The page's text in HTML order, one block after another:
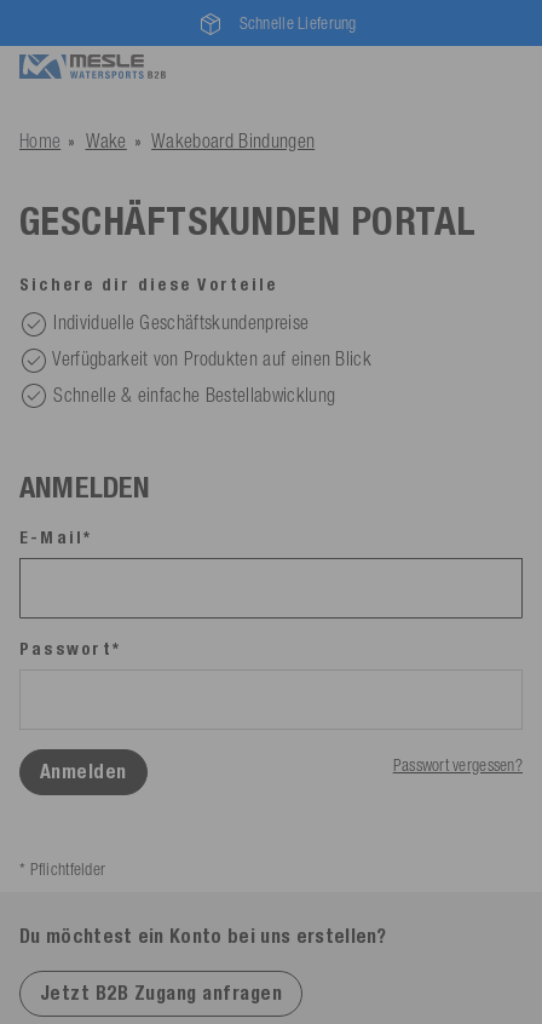
Schnelle Lieferung
Home Wake Wakeboard Bindungen
GESCHÄFTSKUNDEN PORTAL
Sichere dir diese Vorteile
Individuelle Geschäftskundenpreise
Verfügbarkeit von Produkten auf einen Blick
Schnelle & einfache Bestellabwicklung
ANMELDEN
E-Mail*
Passwort*
Anmelden Passwort vergessen?
* Pflichtfelder
Du möchtest ein Konto bei uns erstellen?
Jetzt B2B Zugang anfragen